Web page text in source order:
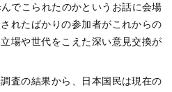
でこられたのかというお話に会場
れたばかりの参加者がこれからの
場や世代をこえた深い意見交換が
査の結果から、日本国民は現在の